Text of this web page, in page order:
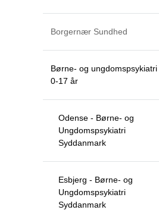
Borgernær Sundhed
Børne- og ungdomspsykiatri
0-17 år
Odense - Børne- og
Ungdomspsykiatri
Syddanmark
Esbjerg - Børne- og
Ungdomspsykiatri
Syddanmark